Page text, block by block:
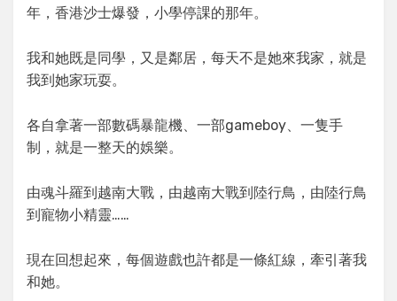
年，香港沙士爆發，小學停課的那年。
我和她既是同學，又是鄰居，每天不是她來我家，就是
我到她家玩耍。
各自拿著一部數碼暴龍機、一部gameboy、一隻手
制，就是一整天的娛樂。
由魂斗羅到越南大戰，由越南大戰到陸行鳥，由陸行鳥
到寵物小精靈……
現在回想起來，每個遊戲也許都是一條紅線，牽引著我
和她。